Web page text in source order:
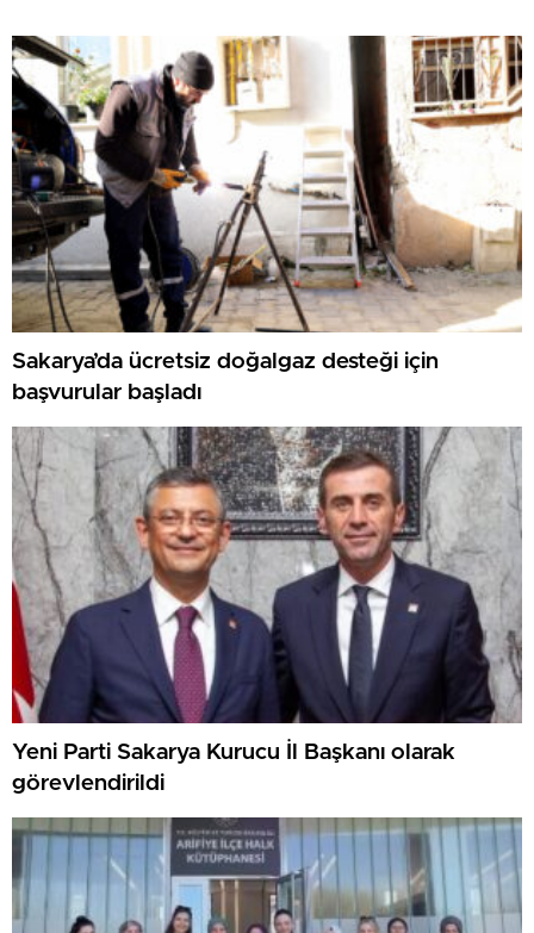
Sakarya’da ücretsiz doğalgaz desteği için
başvurular başladı
Yeni Parti Sakarya Kurucu İl Başkanı olarak
görevlendirildi